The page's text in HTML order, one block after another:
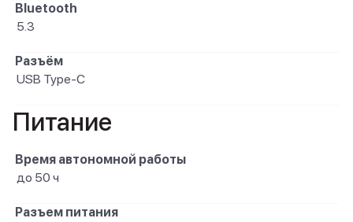
Bluetooth
5.3
Разъём
USB Type-C
Питание
Время автономной работы
до 50 ч
Разъем питания